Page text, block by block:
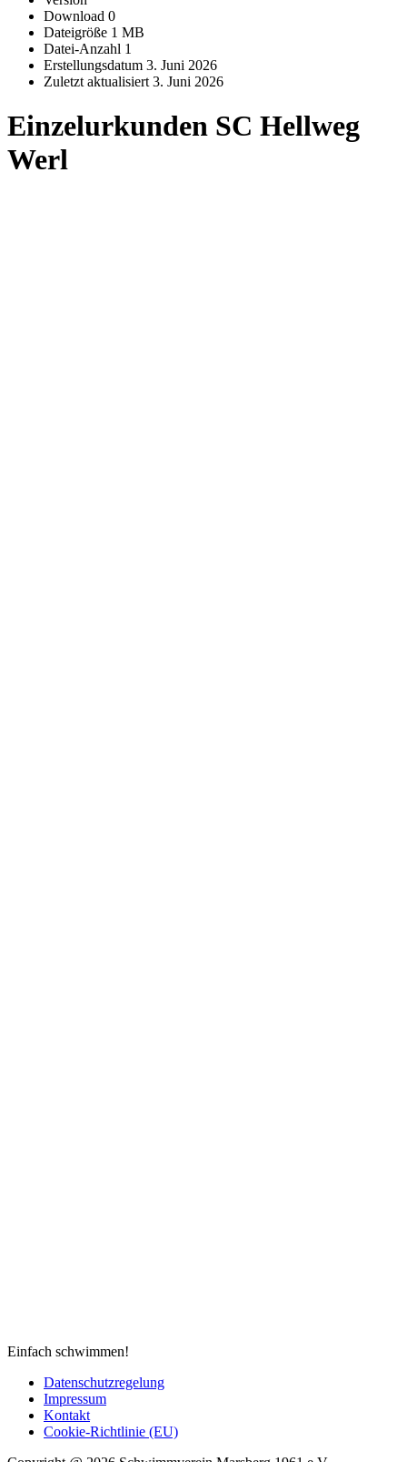
Download 0
Dateigröße 1 MB
Datei-Anzahl 1
Erstellungsdatum 3. Juni 2026
Zuletzt aktualisiert 3. Juni 2026
Einzelurkunden SC Hellweg
Werl
Einfach schwimmen!
Datenschutzregelung
Impressum
Kontakt
Cookie-Richtlinie (EU)